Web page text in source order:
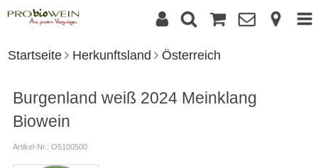
Startseite Herkunftsland Österreich
Burgenland weiß 2024 Meinklang
Biowein
Artikel-Nr.: O5100500